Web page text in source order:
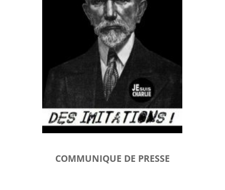
COMMUNIQUE DE PRESSE